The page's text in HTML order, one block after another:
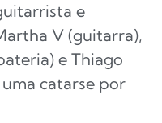
e
V (guitarra),
e Thiago
catarse por